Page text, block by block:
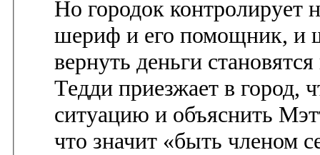
Но городок контролирует
шериф и его помощник, и
вернуть деньги
Тедди приезжает в город,
ситуацию и объяснить
что значит «быть членом